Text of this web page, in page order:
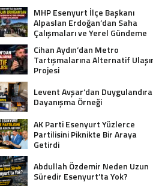
MHP Esenyurt İlçe Başkanı
Alpaslan Erdoğan’dan Saha
Çalışmaları ve Yerel Gündeme
İlişkin Açıklamalar
Cihan Aydın’dan Metro
Tartışmalarına Alternatif
Projesi
Levent Avşar’dan
Dayanışma Örneği
AK Parti Esenyurt Yüzlerce
Partilisini Piknikte Bir Araya
Getirdi
Abdullah Özdemir Neden Uzun
Süredir Esenyurt’ta Yok?